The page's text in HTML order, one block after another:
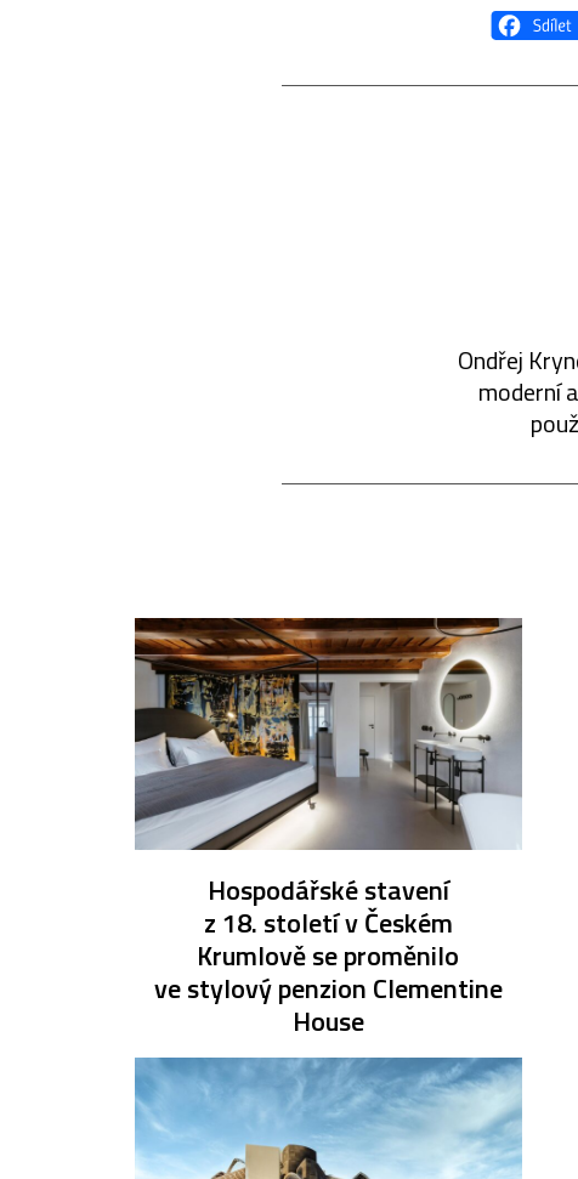
Ondřej
moderní
Hospodářské stavení
z 18. století v Českém
Krumlově se proměnilo
ve stylový penzion Clementine
House